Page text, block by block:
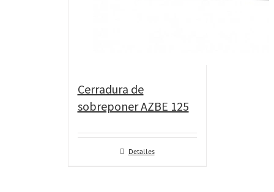
Cerradura de
sobreponer AZBE 125
Detalles